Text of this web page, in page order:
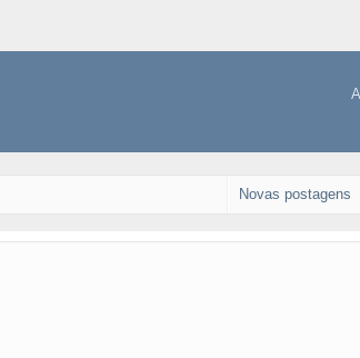
Novas postagens